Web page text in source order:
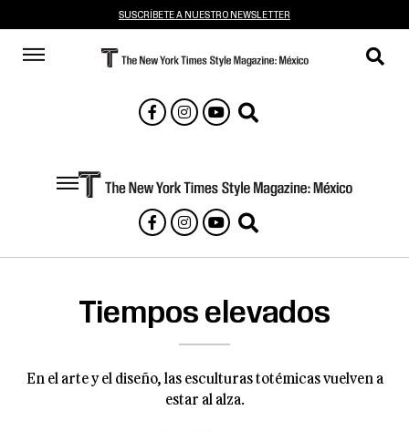
SUSCRÍBETE A NUESTRO NEWSLETTER
Tiempos elevados
En el arte y el diseño, las esculturas totémicas vuelven a
estar al alza.